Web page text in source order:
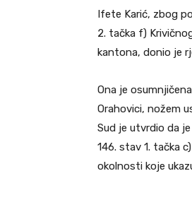
Ifete Karić, zbog
2. tačka f)
kantona, donio je
Ona je
Orahovici, nožem
Sud je utvrdio da
146. stav 1. tačka
okolnosti koje